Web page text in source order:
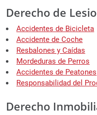
Derecho de
Accidentes de Bicicleta
Accidente de Coche
Resbalones y Caídas
Mordeduras de Perros
Accidentes de Peatones
Responsabilidad del
Derecho